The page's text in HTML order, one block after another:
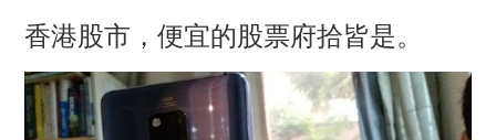
香港股市，便宜的股票府拾皆是。